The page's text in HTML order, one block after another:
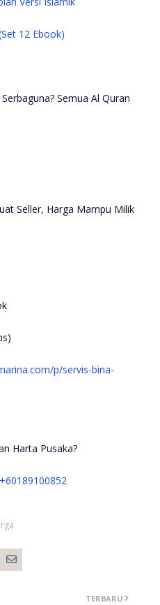
12 Ebook)
Semua Al Quran
Seller, Harga Mampu Milik
p/servis-bina-
Harta Pusaka?
+60189100852
TERBARU